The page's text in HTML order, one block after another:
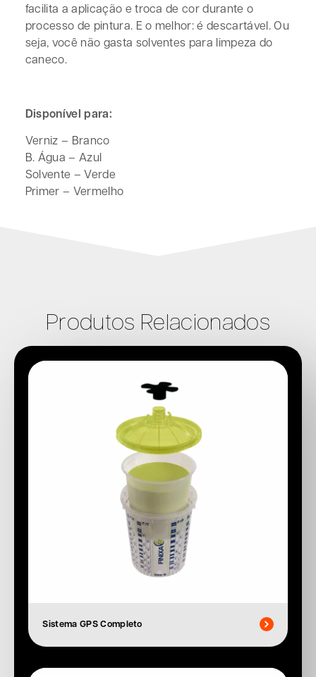
facilita a aplicação e troca de cor durante o
processo de pintura. E o melhor: é descartável. Ou
seja, você não gasta solventes para limpeza do
caneco.
Disponível para:
Verniz – Branco
B. Água – Azul
Solvente – Verde
Primer – Vermelho
Produtos Relacionados
Sistema GPS Completo